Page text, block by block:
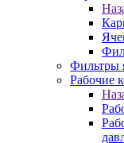
Фильтры
Рабочие